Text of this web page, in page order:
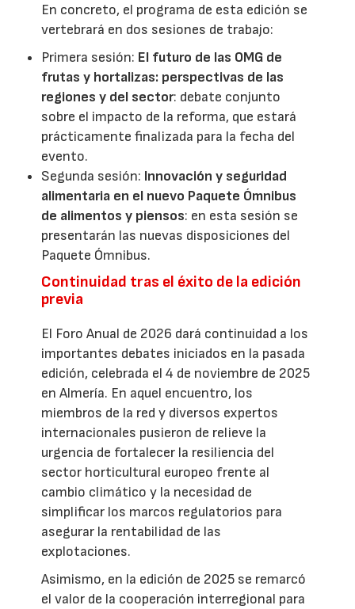
En concreto, el programa de esta edición se
vertebrará en dos sesiones de trabajo:
Primera sesión: El futuro de las OMG de
frutas y hortalizas: perspectivas de las
regiones y del sector: debate conjunto
sobre el impacto de la reforma, que estará
prácticamente finalizada para la fecha del
evento.
Segunda sesión: Innovación y seguridad
alimentaria en el nuevo Paquete Ómnibus
de alimentos y piensos: en esta sesión se
presentarán las nuevas disposiciones del
Paquete Ómnibus.
Continuidad tras el éxito de la edición
previa
El Foro Anual de 2026 dará continuidad a los
importantes debates iniciados en la pasada
edición, celebrada el 4 de noviembre de 2025
en Almería. En aquel encuentro, los
miembros de la red y diversos expertos
internacionales pusieron de relieve la
urgencia de fortalecer la resiliencia del
sector horticultural europeo frente al
cambio climático y la necesidad de
simplificar los marcos regulatorios para
asegurar la rentabilidad de las
explotaciones.
Asimismo, en la edición de 2025 se remarcó
el valor de la cooperación interregional para